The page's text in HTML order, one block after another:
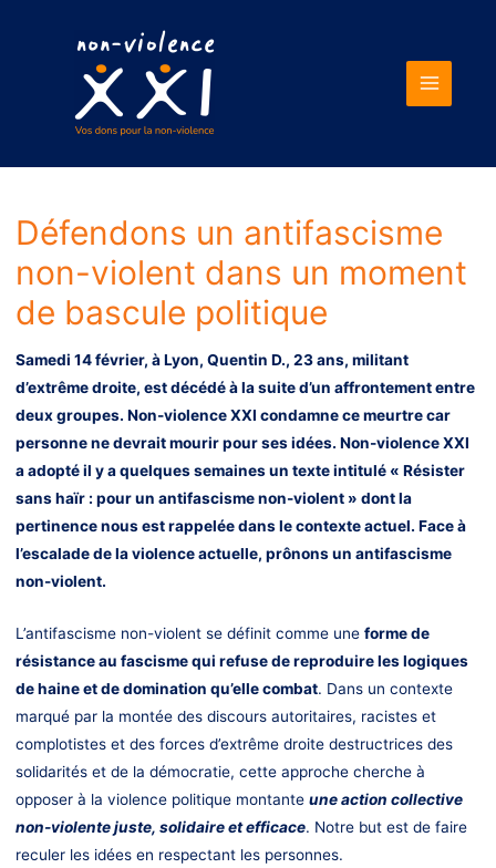
Main
Défendons un antifascisme
non-violent dans un moment
de bascule politique
Samedi 14 février, à Lyon, Quentin D., 23 ans, militant
d’extrême droite, est décédé à la suite d’un affrontement entre
deux groupes. Non-violence XXI condamne ce meurtre car
personne ne devrait mourir pour ses idées. Non-violence XXI
a adopté il y a quelques semaines un texte intitulé « Résister
sans haïr : pour un antifascisme non-violent » dont la
pertinence nous est rappelée dans le contexte actuel. Face à
l’escalade de la violence actuelle, prônons un antifascisme
non-violent.
L’antifascisme non-violent se définit comme une forme de
résistance au fascisme qui refuse de reproduire les logiques
de haine et de domination qu’elle combat. Dans un contexte
marqué par la montée des discours autoritaires, racistes et
complotistes et des forces d’extrême droite destructrices des
solidarités et de la démocratie, cette approche cherche à
opposer à la violence politique montante une action collective
non-violente juste, solidaire et efficace. Notre but est de faire
reculer les idées en respectant les personnes.